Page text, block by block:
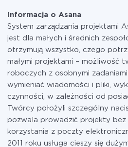
Informacja o Asana
System zarządzania projektami
jest dla małych i średnich
otrzymują wszystko, czego
małymi projektami – możliwość
roboczych z osobnymi
wymieniać wiadomości i pliki,
czynności, w zależności od
Twórcy położyli szczególny
pozwala prowadzić projekty bez
korzystania z poczty
2011 roku usługa cieszy się